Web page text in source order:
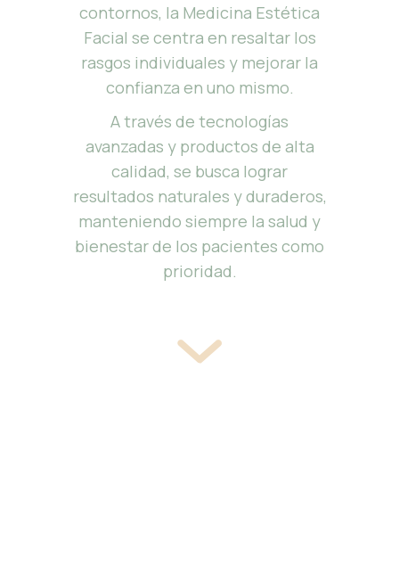
contornos, la Medicina Estética
Facial se centra en resaltar los
rasgos individuales y mejorar la
confianza en uno mismo.
A través de tecnologías
avanzadas y productos de alta
calidad, se busca lograr
resultados naturales y duraderos,
manteniendo siempre la salud y
bienestar de los pacientes como
prioridad.